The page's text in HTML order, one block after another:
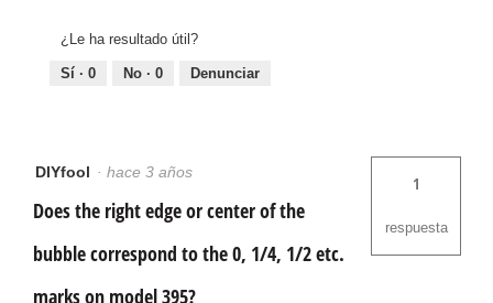
¿Le ha resultado útil?
Sí · 0 No · 0 Denunciar
DIYfool · hace 3 años
Does the right edge or center of the
bubble correspond to the 0, 1/4, 1/2 etc.
marks on model 395?
1
respuesta